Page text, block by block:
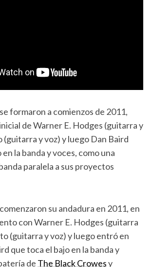
formaron a comienzos de 2011,
de Warner E. Hodges (guitarra y
(guitarra y voz) y luego Dan Baird
la banda y voces, como una
paralela a sus proyectos
su andadura en 2011, en
con Warner E. Hodges (guitarra
(guitarra y voz) y luego entró en
que toca el bajo en la banda y
de The Black Crowesy